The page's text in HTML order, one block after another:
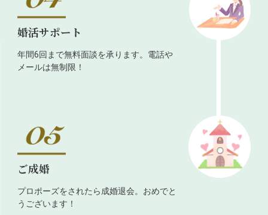
婚活サポート
年間6回まで無料面談を承ります。電話や
メールは無制限！
ご成婚
プロポーズをされたら成婚退会。おめでと
うございます！